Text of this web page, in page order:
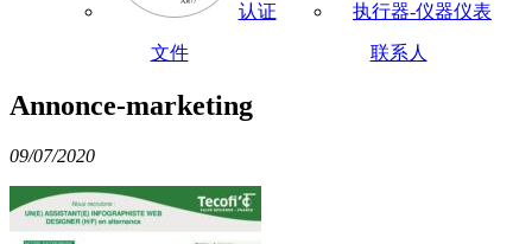
认证
执行器-仪器仪表
文件 联系人
Annonce-marketing
09/07/2020